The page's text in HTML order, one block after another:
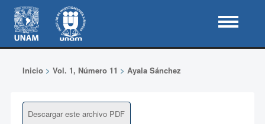
Inicio> Vol. 1, Número 11 > Ayala Sánchez
Descargar este archivo PDF